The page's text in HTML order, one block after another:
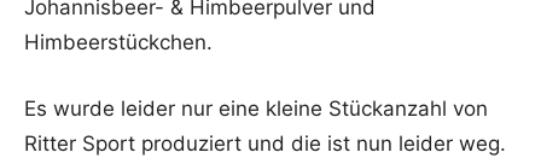
Johannisbeer- & Himbeerpulver und
Himbeerstückchen.
Es wurde leider nur eine kleine Stückanzahl von
Ritter Sport produziert und die ist nun leider weg.